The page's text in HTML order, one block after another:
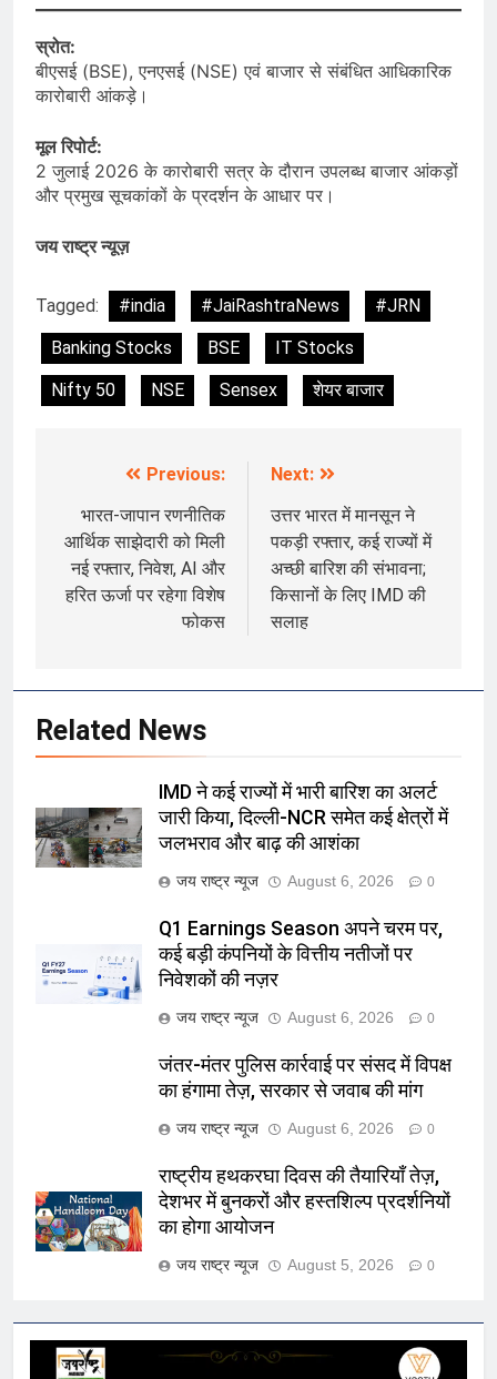
स्रोत:
बीएसई (BSE), एनएसई (NSE) एवं बाजार से संबंधित आधिकारिक
कारोबारी आंकड़े।
मूल रिपोर्ट:
2 जुलाई 2026 के कारोबारी सत्र के दौरान उपलब्ध बाजार आंकड़ों
और प्रमुख सूचकांकों के प्रदर्शन के आधार पर।
जय राष्ट्र न्यूज़
Tagged: #india #JaiRashtraNews
#JRN
Banking Stocks
BSE
IT Stocks
Nifty 50
NSE Sensex शेयर बाजार
navigation
Previous:
भारत-जापान रणनीतिक
आर्थिक साझेदारी को मिली
नई रफ्तार, निवेश, AI और
हरित ऊर्जा पर रहेगा विशेष
फोकस
Next:
उत्तर भारत में मानसून ने
पकड़ी रफ्तार, कई राज्यों में
अच्छी बारिश की संभावना;
किसानों के लिए IMD की
सलाह
Related News
IMD ने कई राज्यों में भारी बारिश का अलर्ट
जारी किया, दिल्ली-NCR समेत कई क्षेत्रों में
जलभराव और बाढ़ की आशंका
जय राष्ट्र न्यूज August 6, 2026 0
Q1 Earnings Season अपने चरम पर,
कई बड़ी कंपनियों के वित्तीय नतीजों पर
निवेशकों की नज़र
जय राष्ट्र न्यूज August 6, 2026 0
जंतर-मंतर पुलिस कार्रवाई पर संसद में विपक्ष
का हंगामा तेज़, सरकार से जवाब की मांग
जय राष्ट्र न्यूज August 6, 2026 0
राष्ट्रीय हथकरघा दिवस की तैयारियाँ तेज़,
देशभर में बुनकरों और हस्तशिल्प प्रदर्शनियों
का होगा आयोजन
जय राष्ट्र न्यूज August 5, 2026 0